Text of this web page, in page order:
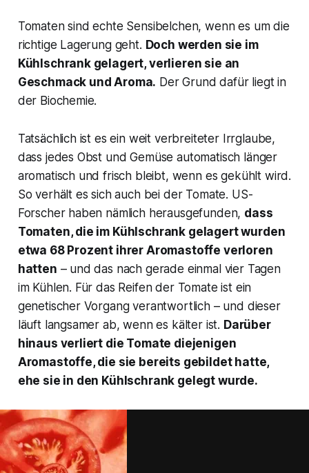
Tomaten sind echte Sensibelchen, wenn es um die
richtige Lagerung geht. Doch werden sie im
Kühlschrank gelagert, verlieren sie an
Geschmack und Aroma. Der Grund dafür liegt in
der Biochemie.
Tatsächlich ist es ein weit verbreiteter Irrglaube,
dass jedes Obst und Gemüse automatisch länger
aromatisch und frisch bleibt, wenn es gekühlt wird.
So verhält es sich auch bei der Tomate. US-
Forscher haben nämlich herausgefunden, dass
Tomaten, die im Kühlschrank gelagert wurden
etwa 68 Prozent ihrer Aromastoffe verloren
hatten – und das nach gerade einmal vier Tagen
im Kühlen. Für das Reifen der Tomate ist ein
genetischer Vorgang verantwortlich – und dieser
läuft langsamer ab, wenn es kälter ist. Darüber
hinaus verliert die Tomate diejenigen
Aromastoffe, die sie bereits gebildet hatte,
ehe sie in den Kühlschrank gelegt wurde.